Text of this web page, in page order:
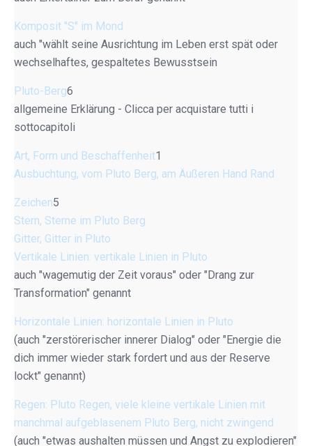
Komposit "S" im Mond
auch "wählt seine Ausrichtung im Leben erst spät oder
wechselhaftes, gespaltetes Bewusstsein
Pluto-Berg6
allgemeine Erklärung - Clicca per acquistare tutti i
sottocapitoli
Art, Form und Beschaffenheit1
Ausbuchtung, vom Pluto Berg, am Äußeren Hand Rand
Zeichen5
Stern, Sterne im Pluto Berg
Gitter, Gitter in Pluto
Vertikale Linien: vertikale Linien in Pluto
auch "wagemutig der Zeit voraus" oder "Drang zur
Transformation" genannt
Horizontale Linien: horizontale Linien in Pluto
(auch "zerstörerischer innerer Dialog" oder "Energie die
dich immer wieder stark fordert und aus der Reserve
lockt" genannt)
Regen: Pluto Regen, viele kleine vertikale Linien mit
manchmal aufgeblasenem Pluto Berg, nicht zwingend
(auch "etwas aushalten müssen und Angst zu explodieren"